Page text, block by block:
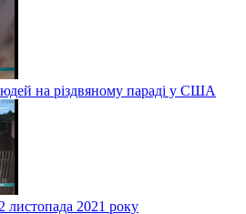
на різдвяному параді у США
листопада 2021 року